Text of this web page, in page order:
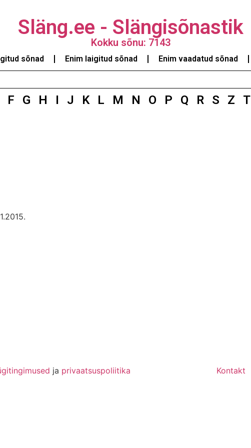
Släng.ee - Slängisõnastik
Kokku sõnu: 7143
sõnad Enim laigitud sõnad Enim vaadatud sõnad
F G H I J K L M N O P Q R S Z T
ja privaatsuspoliitika Kontakt